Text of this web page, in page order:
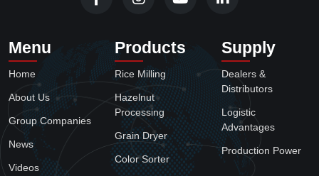
Menu
Home
About Us
Group Companies
News
Videos
Products
Rice Milling
Hazelnut
Processing
Grain Dryer
Color Sorter
Supply
Dealers &
Distributors
Logistic
Advantages
Production Power